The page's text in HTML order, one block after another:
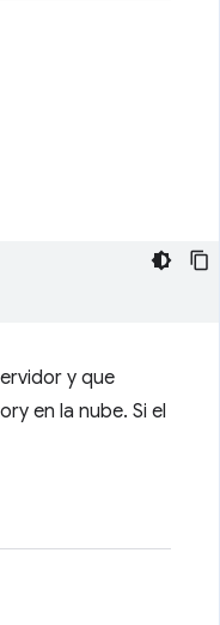
y que
en la nube. Si el